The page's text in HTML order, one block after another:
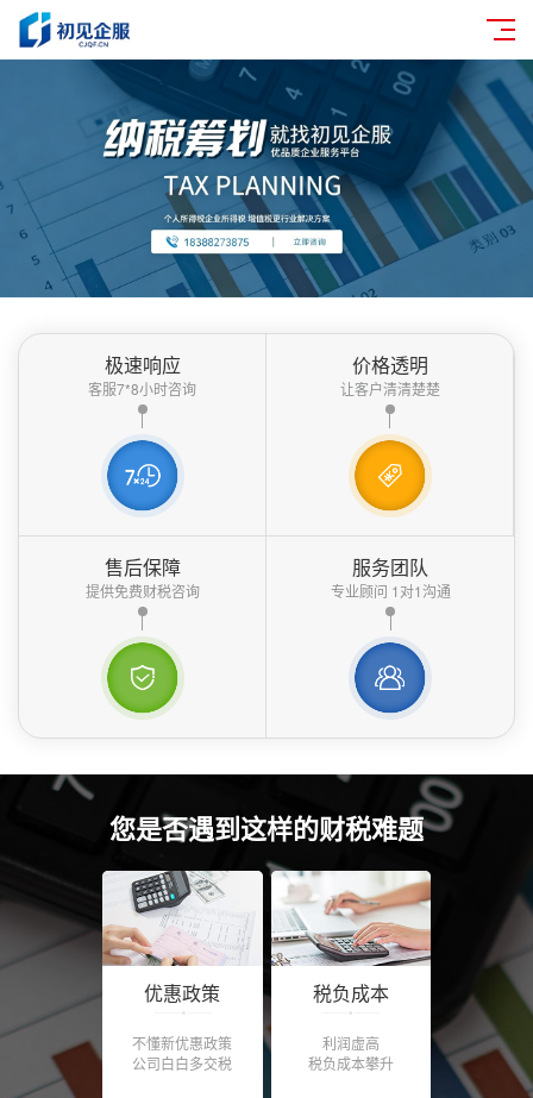
极速响应
客服7*8小时咨询
价格透明
让客户清清楚楚
售后保障
提供免费财税咨询
服务团队
专业顾问 1对1沟通
您是否遇到这样的财税难题
优惠政策
不懂新优惠政策
公司白白多交税
税负成本
利润虚高
税负成本攀升